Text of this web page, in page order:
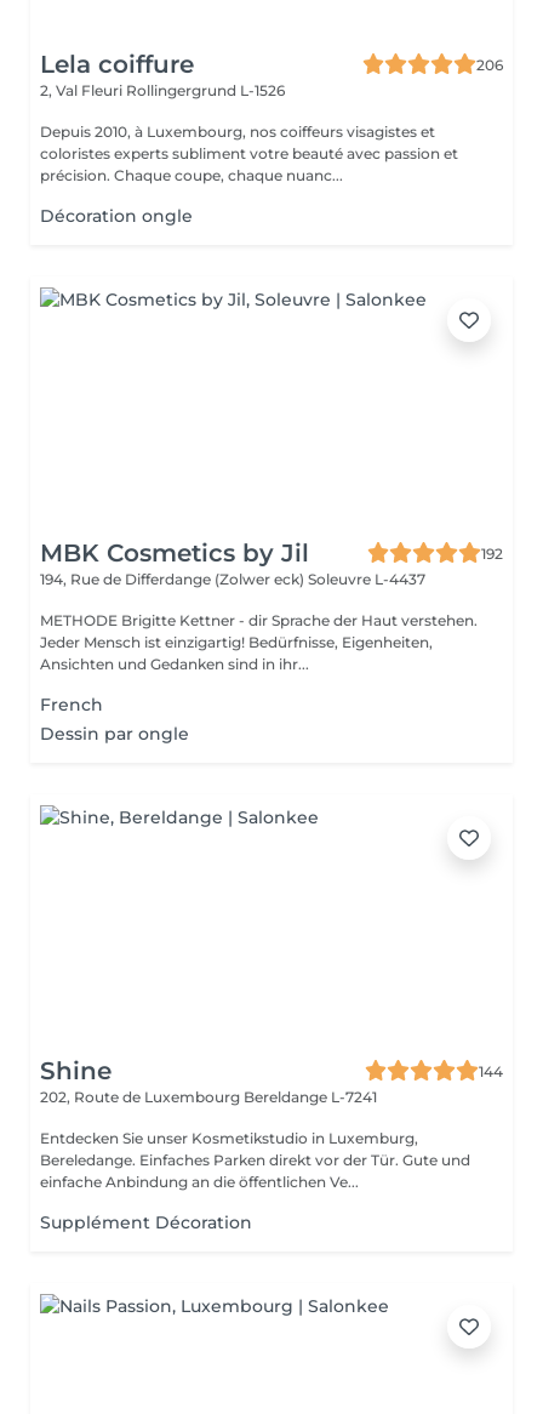
Lela coiffure
206
2, Val Fleuri Rollingergrund L-1526
Depuis 2010, à Luxembourg, nos coiffeurs visagistes et
coloristes experts subliment votre beauté avec passion et
précision. Chaque coupe, chaque nuanc...
Décoration ongle
MBK Cosmetics by Jil
192
194, Rue de Differdange (Zolwer eck) Soleuvre L-4437
METHODE Brigitte Kettner - dir Sprache der Haut verstehen.
Jeder Mensch ist einzigartig! Bedürfnisse, Eigenheiten,
Ansichten und Gedanken sind in ihr...
French
Dessin par ongle
Shine
144
202, Route de Luxembourg Bereldange L-7241
Entdecken Sie unser Kosmetikstudio in Luxemburg,
Bereledange. Einfaches Parken direkt vor der Tür. Gute und
einfache Anbindung an die öffentlichen Ve...
Supplément Décoration